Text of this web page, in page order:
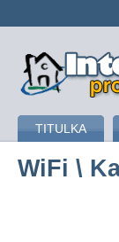
připojení
TITULKA
WiFi \